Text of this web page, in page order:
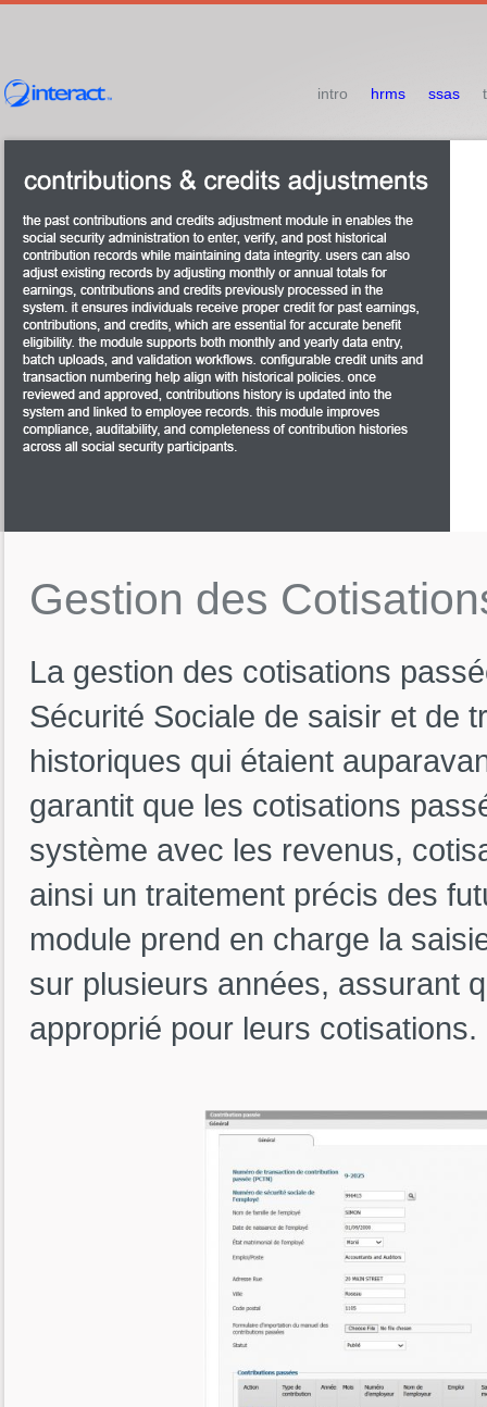
intro hrms ssas
Gestion des
La gestion des cotisations
Sécurité Sociale de saisir et de
historiques qui étaient
garantit que les cotisations
système avec les revenus,
ainsi un traitement précis des
module prend en charge la
sur plusieurs années, assurant
approprié pour leurs cotisations.